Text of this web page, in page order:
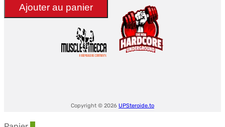
157
Ajouter au panier
Copyright © 2026 UPSteroide.to